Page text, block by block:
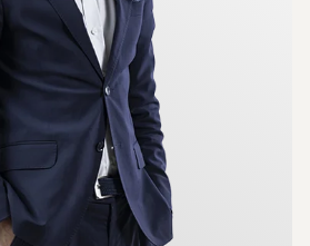
du rakt in i hemmets
en ljus och luftig öppen
kök, matplats och vardagsrum.
atmosfär där hela familjen
vardag och fest. Här finns